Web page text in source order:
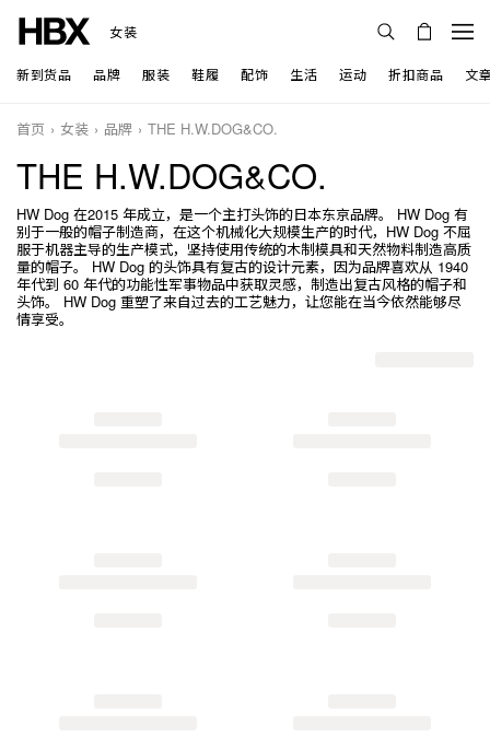
女装
新到货品 品牌 服装 鞋履 配饰 生活 运动 折扣商品 文
首页 女装 品牌 THE H.W.DOG&CO.
THE H.W.DOG&CO.
HW Dog 在2015 年成立，是一个主打头饰的日本东京品牌。 HW Dog 有
别于一般的帽子制造商，在这个机械化大规模生产的时代，HW Dog 不屈
服于机器主导的生产模式，坚持使用传统的木制模具和天然物料制造高质
量的帽子。 HW Dog 的头饰具有复古的设计元素，因为品牌喜欢从 1940
年代到 60 年代的功能性军事物品中获取灵感，制造出复古风格的帽子和
头饰。 HW Dog 重塑了来自过去的工艺魅力，让您能在当今依然能够尽
情享受。